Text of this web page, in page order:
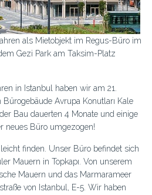
als Mietobjekt im Regus-Büro im
Gezi Park am Taksim-Platz
in Istanbul haben wir am 21.
Avrupa Konutları Kale
Bau dauerten 4 Monate und einige
neues Büro umgezogen!
finden. Unser Büro befindet sich
Mauern in Topkapı. Von unserem
Mauern und das Marmarameer
von Istanbul, E-5. Wir haben